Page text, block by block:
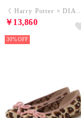
￥13,860
30%